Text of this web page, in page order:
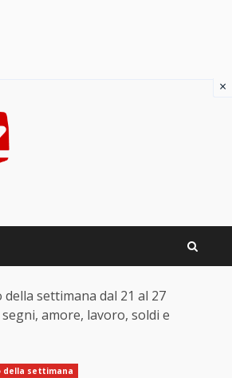
della settimana dal 21 al 27
amore, lavoro, soldi e
della settimana
×